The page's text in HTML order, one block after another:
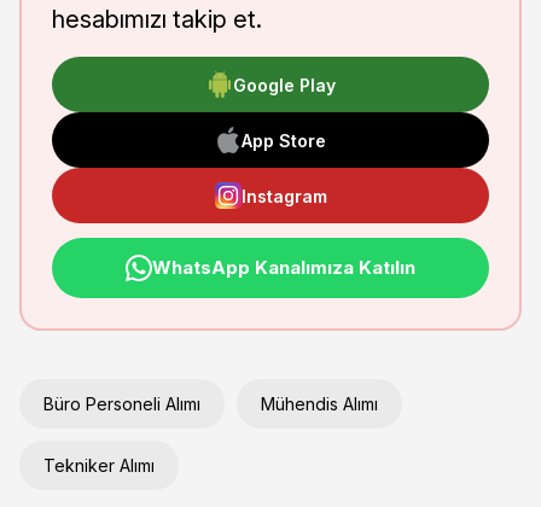
hesabımızı takip et.
Google Play
App Store
Instagram
WhatsApp Kanalımıza Katılın
Büro Personeli Alımı Mühendis Alımı
Tekniker Alımı